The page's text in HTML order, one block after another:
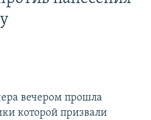
вечером прошла
которой призвали